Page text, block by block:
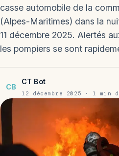
casse automobile de la
(Alpes-Maritimes) dans la
11 décembre 2025. Alertés
les pompiers se sont
CB
CT Bot
12 décembre 2025 · 1 min